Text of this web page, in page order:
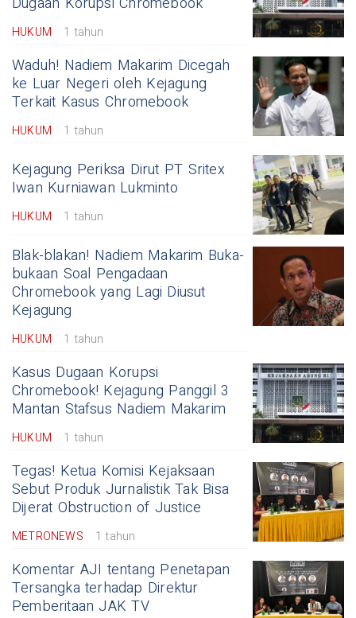
HUKUM 1 tahun
Waduh! Nadiem Makarim Dicegah
ke Luar Negeri oleh Kejagung
Terkait Kasus Chromebook
HUKUM 1 tahun
Kejagung Periksa Dirut PT Sritex
Iwan Kurniawan Lukminto
HUKUM 1 tahun
Blak-blakan! Nadiem Makarim Buka-
bukaan Soal Pengadaan
Chromebook yang Lagi Diusut
Kejagung
HUKUM 1 tahun
Kasus Dugaan Korupsi
Chromebook! Kejagung Panggil 3
Mantan Stafsus Nadiem Makarim
HUKUM 1 tahun
Tegas! Ketua Komisi Kejaksaan
Sebut Produk Jurnalistik Tak Bisa
Dijerat Obstruction of Justice
METRONEWS 1 tahun
Komentar AJI tentang Penetapan
Tersangka terhadap Direktur
Pemberitaan JAK TV